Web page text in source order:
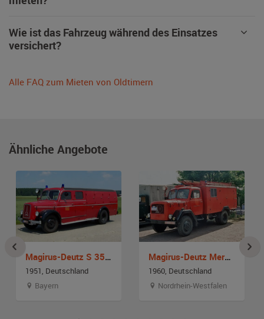
Wie ist das Fahrzeug während des Einsatzes
versichert?
Alle FAQ zum Mieten von Oldtimern
Ähnliche Angebote
Magirus-Deutz S 3500 TLF 15-50
1951, Deutschland
Bayern
Magirus-Deutz Mercur
1960, Deutschland
Nordrhein-Westfalen